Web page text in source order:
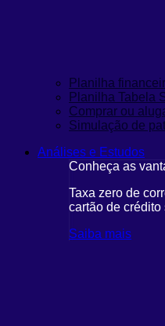
Planilha
Planilha Tabela
Comprar ou
Simulação de
Análises e Estudos
Conheça as
Taxa zero de
cartão de
Saiba mais